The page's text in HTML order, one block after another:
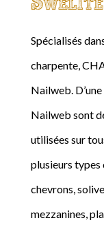
Spécialisés
charpente,
Nailweb.
Nailweb sont
utilisées sur
plusieurs types
chevrons,
mezzanines,